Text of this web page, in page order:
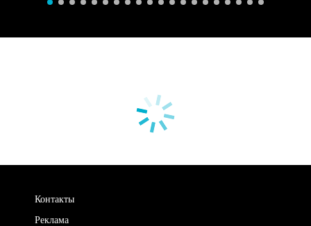
Контакты
Реклама